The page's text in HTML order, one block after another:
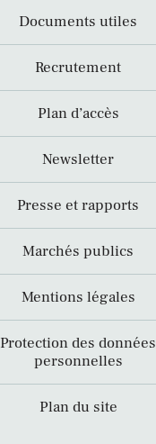
Documents utiles
Recrutement
Plan d’accès
Newsletter
Presse et rapports
Marchés publics
Mentions légales
Protection des données
personnelles
Plan du site